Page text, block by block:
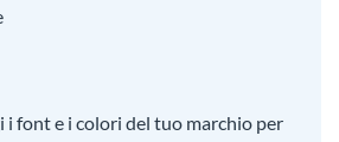
i font e i colori del tuo marchio per